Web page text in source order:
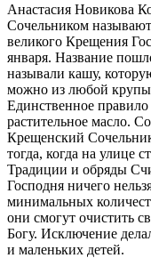
Анастасия Новикова
Сочельником
великого Крещения
января. Название
называли кашу,
можно из любой
Единственное
растительное масло.
Крещенский
тогда, когда на улице
Традиции и обряды
Господня ничего
минимальных
они смогут очистить
Богу. Исключение
и маленьких детей.